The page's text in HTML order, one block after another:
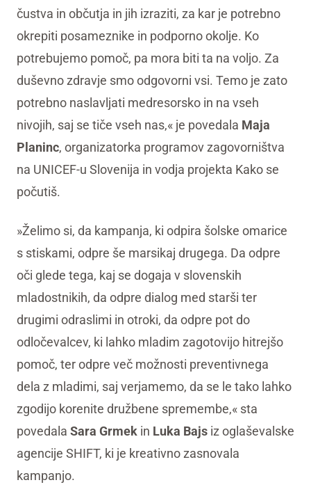
čustva in občutja in jih izraziti, za kar je potrebno
okrepiti posameznike in podporno okolje. Ko
potrebujemo pomoč, pa mora biti ta na voljo. Za
duševno zdravje smo odgovorni vsi. Temo je zato
potrebno naslavljati medresorsko in na vseh
nivojih, saj se tiče vseh nas,« je povedala Maja
Planinc, organizatorka programov zagovorništva
na UNICEF-u Slovenija in vodja projekta Kako se
počutiš.
»Želimo si, da kampanja, ki odpira šolske omarice
s stiskami, odpre še marsikaj drugega. Da odpre
oči glede tega, kaj se dogaja v slovenskih
mladostnikih, da odpre dialog med starši ter
drugimi odraslimi in otroki, da odpre pot do
odločevalcev, ki lahko mladim zagotovijo hitrejšo
pomoč, ter odpre več možnosti preventivnega
dela z mladimi, saj verjamemo, da se le tako lahko
zgodijo korenite družbene spremembe,« sta
povedala Sara Grmek in Luka Bajs iz oglaševalske
agencije SHIFT, ki je kreativno zasnovala
kampanjo.